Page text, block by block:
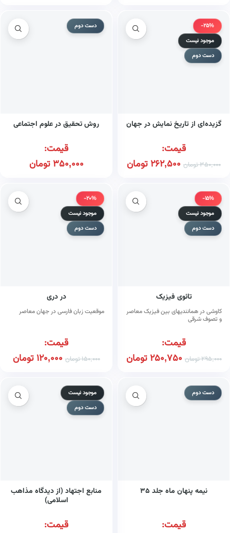
-25%
موجود نیست
دست دوم
گزیده‌ای از تاریخ نمایش در جهان
قیمت:
350,000تومان 262,500تومان
دست دوم
روش تحقیق در علوم اجتماعی
قیمت:
350,000تومان
-15%
موجود نیست
دست دوم
تائوی فیزیک
کاوشی در همانندیهای بین فیزیک معاصر
و تصوف شرقی
قیمت:
295,000تومان 250,750تومان
-20%
موجود نیست
دست دوم
در دری
موقعیت زبان فارسی در جهان معاصر
قیمت:
150,000تومان 120,000تومان
دست دوم
نیمه پنهان ماه جلد ۳۵
قیمت:
موجود نیست
دست دوم
منابع اجتهاد (از دیدگاه مذاهب
اسلامی)
قیمت: